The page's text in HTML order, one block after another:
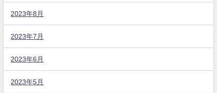
2023年8月
2023年7月
2023年6月
2023年5月